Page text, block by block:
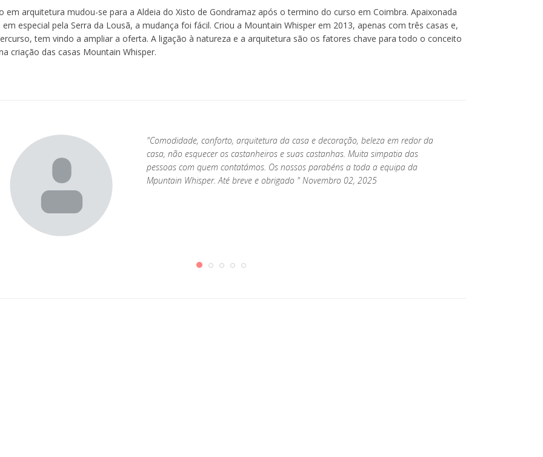
em arquitetura mudou-se para a Aldeia do Xisto de Gondramaz após o termino do curso em Coimbra. Apaixonada
especial pela Serra da Lousã, a mudança foi fácil. Criou a Mountain Whisper em 2013, apenas com três casas e,
tem vindo a ampliar a oferta. A ligação à natureza e a arquitetura são os fatores chave para todo o conceito
criação das casas Mountain Whisper.
"Comodidade, conforto, arquitetura da casa e decoração, beleza em redor da
casa, não esquecer os castanheiros e suas castanhas. Muita simpatia das
pessoas com quem contatámos. Os nossos parabéns a toda a equipa da
Mpuntain Whisper. Até breve e obrigado " Novembro 02, 2025